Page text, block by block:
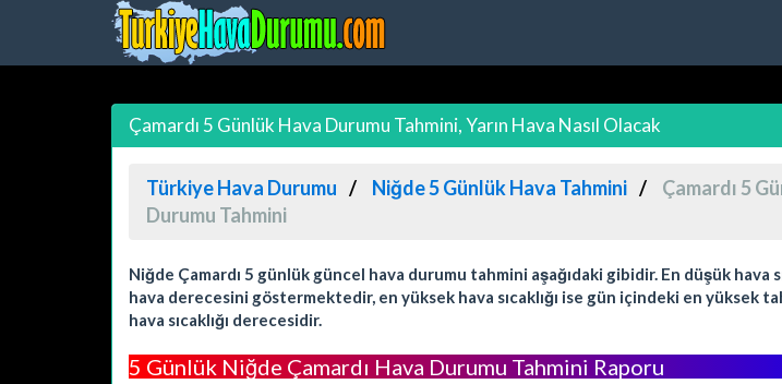
Çamardı 5 Günlük Hava Durumu Tahmini, Yarın Hava Nasıl Olacak
Türkiye Hava Durumu Niğde 5 Günlük Hava Tahmini
Çamardı 5
Durumu Tahmini
Niğde Çamardı 5 günlük güncel hava durumu tahmini aşağıdaki gibidir. En düşük hava
hava derecesini göstermektedir, en yüksek hava sıcaklığı ise gün içindeki en yüksek
hava sıcaklığı derecesidir.
5 Günlük Niğde Çamardı Hava Durumu Tahmini Raporu